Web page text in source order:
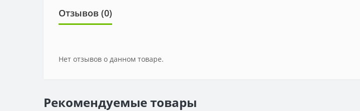
Отзывов (0)
Нет отзывов о данном товаре.
Рекомендуемые товары